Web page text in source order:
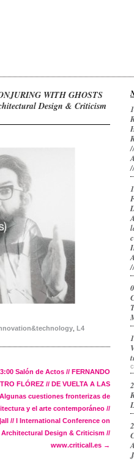
WITH GHOSTS
Design & Criticism
,L4
Salón de Actos // FERNANDO
FLÓREZ // DE VUELTA A LAS
Algunas cuestiones fronterizas de
y el arte contemporáneo //
// I International Conference on
Architectural Design & Criticism //
www.criticall.es →